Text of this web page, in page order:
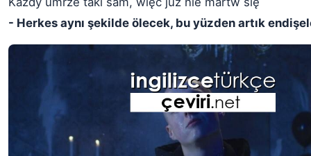
- Herkes aynı şekilde ölecek, bu yüzden artık